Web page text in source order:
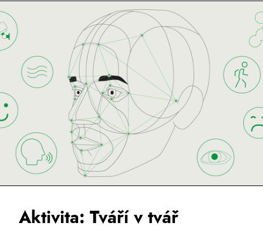
Aktivita: Tváří v tvář